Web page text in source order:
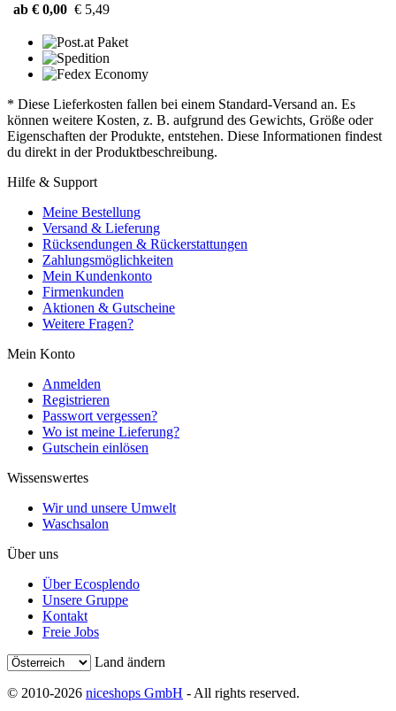
ab € 0,00 € 5,49
* Diese Lieferkosten fallen bei einem Standard-Versand an. Es
können weitere Kosten, z. B. aufgrund des Gewichts, Größe oder
Eigenschaften der Produkte, entstehen. Diese Informationen findest
du direkt in der Produktbeschreibung.
Hilfe & Support
Meine Bestellung
Versand & Lieferung
Rücksendungen & Rückerstattungen
Zahlungsmöglichkeiten
Mein Kundenkonto
Firmenkunden
Aktionen & Gutscheine
Weitere Fragen?
Mein Konto
Anmelden
Registrieren
Passwort vergessen?
Wo ist meine Lieferung?
Gutschein einlösen
Wissenswertes
Wir und unsere Umwelt
Waschsalon
Über uns
Über Ecosplendo
Unsere Gruppe
Kontakt
Freie Jobs
Land ändern
© 2010-2026 niceshops GmbH - All rights reserved.